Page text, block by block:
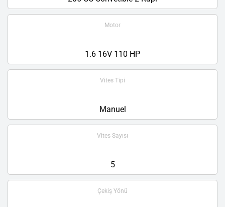
Motor
1.6 16V 110 HP
Vites Tipi
Manuel
Vites Sayısı
5
Çekiş Yönü